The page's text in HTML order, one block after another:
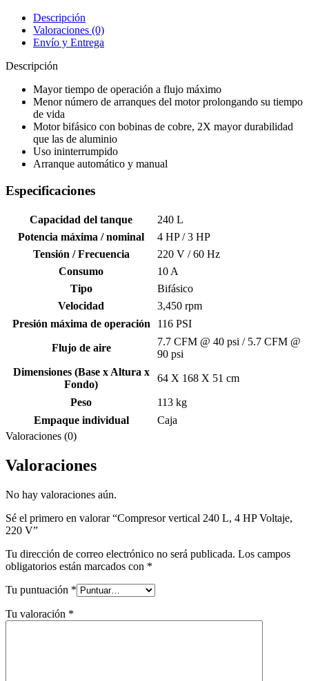
HP
Voltaje,
220
cantidad
Descripción
Valoraciones (0)
Envío y Entrega
Descripción
Mayor tiempo de operación a flujo máximo
Menor número de arranques del motor prolongando su tiempo
de vida
Motor bifásico con bobinas de cobre, 2X mayor durabilidad
que las de aluminio
Uso ininterrumpido
Arranque automático y manual
Especificaciones
Capacidad del tanque
240 L
Potencia máxima / nominal
4 HP / 3 HP
Tensión / Frecuencia
220 V / 60 Hz
Consumo
10 A
Tipo
Bifásico
Velocidad
3,450 rpm
Presión máxima de operación
116 PSI
Flujo de aire
7.7 CFM @ 40 psi / 5.7 CFM @
90 psi
Dimensiones (Base x Altura x
Fondo)
64 X 168 X 51 cm
Peso
113 kg
Empaque individual
Caja
Valoraciones (0)
Valoraciones
No hay valoraciones aún.
Sé el primero en valorar “Compresor vertical 240 L, 4 HP Voltaje,
220 V”
Tu dirección de correo electrónico no será publicada. Los campos
obligatorios están marcados con *
Tu puntuación *
Tu valoración *